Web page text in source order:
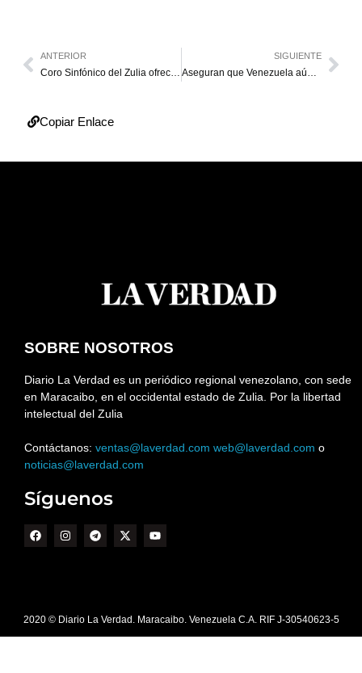
ANTERIOR SIGUIENTE
Copiar Enlace
SOBRE NOSOTROS
Diario La Verdad es un periódico regional venezolano, con sede
en Maracaibo, en el occidental estado de Zulia. Por la libertad
intelectual del Zulia
Contáctanos: ventas@laverdad.com web@laverdad.com o
noticias@laverdad.com
Síguenos
2020 © Diario La Verdad. Maracaibo. Venezuela C.A. RIF J-30540623-5